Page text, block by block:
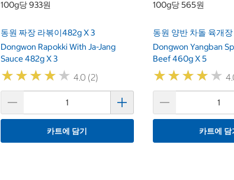
100g당 933원
동원 짜장 라볶이482g X 3
Dongwon Rapokki With Ja-Jang
Sauce 482g X 3
★★★★ ★
★★★★ ★ 4.0 (2)
카트에 담기
100g당 565원
동원 양반 차돌 육개
Dongwon Yangban
Beef 460g X 5
★★★★ ★
★★★★ ★
카트에 담